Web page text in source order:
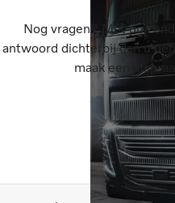
Nog vragen? Met
antwoord dichterbij dan u
maak een